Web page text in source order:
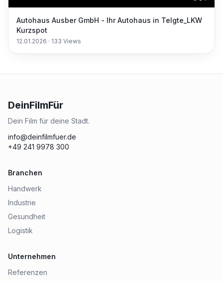
Autohaus Ausber GmbH - Ihr Autohaus in Telgte_LKW
Kurzspot
12.01.2026 · 133 Views
DeinFilmFür
Dein Film für deine Stadt.
info@deinfilmfuer.de
+49 241 9978 300
Branchen
Handwerk
Industrie
Gesundheit
Logistik
Unternehmen
Referenzen